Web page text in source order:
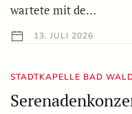
wartete mit de…
13. JULI 2026
STADTKAPELLE BAD